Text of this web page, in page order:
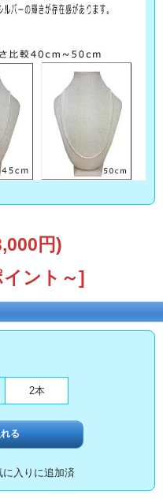
円)
ント～]
2本
に入りに追加済